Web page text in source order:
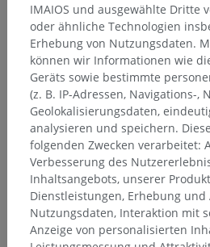
IMAIOS und ausgewählte Dritte
oder ähnliche Technologien
Erhebung von Nutzungsdaten.
können wir Informationen wie
Geräts sowie bestimmte
(z. B. IP-Adressen, Navigations-,
Geolokalisierungsdaten,
analysieren und speichern.
folgenden Zwecken verarbeitet:
Verbesserung des
Inhaltsangebots, unserer
Dienstleistungen, Erhebung und
Nutzungsdaten, Interaktion mit
Anzeige von personalisierten